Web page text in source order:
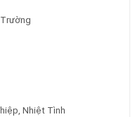
Nhiệt Tình